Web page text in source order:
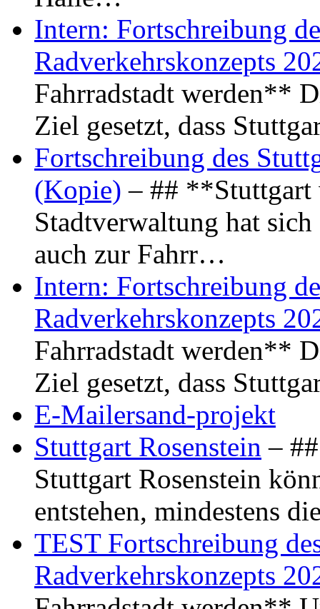
Intern: Fortschreibung
Radverkehrskonzepts
Fahrradstadt werden**
Ziel gesetzt, dass
Fortschreibung des
(Kopie) – ## **Stuttgart
Stadtverwaltung hat
auch zur Fahrr…
Intern: Fortschreibung
Radverkehrskonzepts
Fahrradstadt werden**
Ziel gesetzt, dass
E-Mailersand-projekt
Stuttgart Rosenstein –
Stuttgart Rosenstein
entstehen, mindestens
TEST Fortschreibung
Radverkehrskonzepts